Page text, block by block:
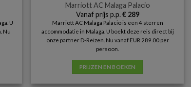
U
Nu
Marriott AC Malaga Palacio
Vanaf prijs p.p.€289
Marriott AC Malaga Palacio is een 4 sterren
accommodatie in Malaga. U boekt deze reis direct bij
onze partner D-Reizen. Nu vanaf EUR 289.00 per
persoon.
PRIJZEN EN BOEKEN